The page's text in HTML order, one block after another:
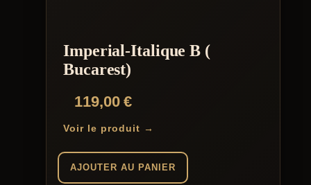
Imperial-Italique B (
Bucarest)
119,00€
Voir le produit →
AJOUTER AU PANIER